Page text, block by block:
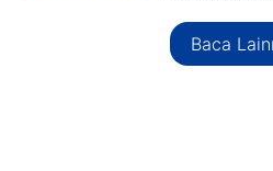
Baca